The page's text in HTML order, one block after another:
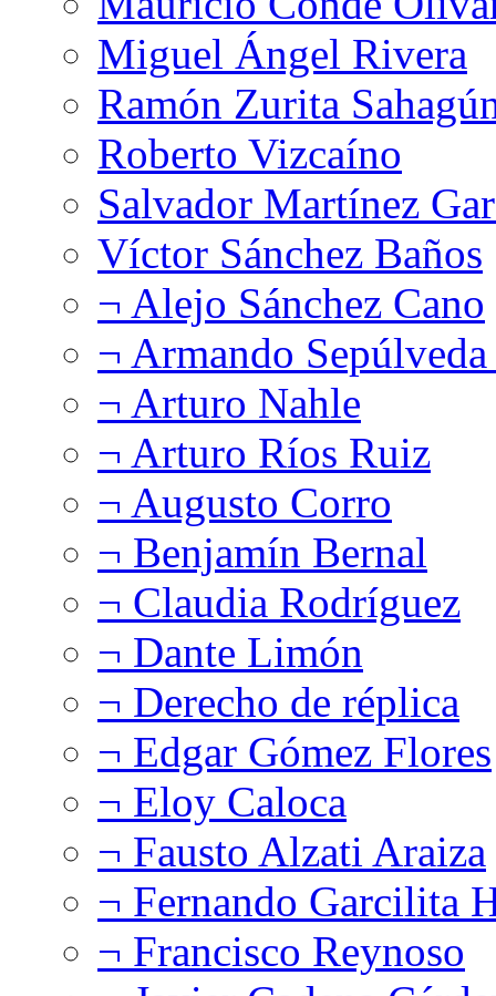
Miguel Ángel Rivera
Ramón Zurita
Roberto Vizcaíno
Salvador Martínez
Víctor Sánchez Baños
¬ Alejo Sánchez Cano
¬ Armando
¬ Arturo Nahle
¬ Arturo Ríos Ruiz
¬ Augusto Corro
¬ Benjamín Bernal
¬ Claudia Rodríguez
¬ Dante Limón
¬ Derecho de réplica
¬ Edgar Gómez Flores
¬ Eloy Caloca
¬ Fausto Alzati Araiza
¬ Fernando Garcilita
¬ Francisco Reynoso